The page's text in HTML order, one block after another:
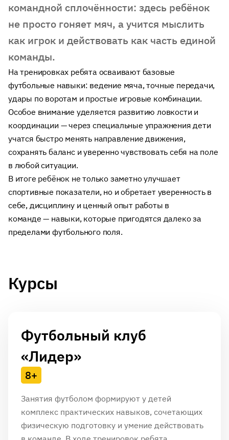
командной сплочённости: здесь ребёнок
не просто гоняет мяч, а учится мыслить
как игрок и действовать как часть единой
команды.
На тренировках ребята осваивают базовые
футбольные навыки: ведение мяча, точные передачи,
удары по воротам и простые игровые комбинации.
Особое внимание уделяется развитию ловкости и
координации — через специальные упражнения дети
учатся быстро менять направление движения,
сохранять баланс и уверенно чувствовать себя на поле
в любой ситуации.
В итоге ребёнок не только заметно улучшает
спортивные показатели, но и обретает уверенность в
себе, дисциплину и ценный опыт работы в
команде — навыки, которые пригодятся далеко за
пределами футбольного поля.
Курсы
Футбольный клуб
«Лидер»
8+
Занятия футболом формируют у детей
комплекс практических навыков, сочетающих
физическую подготовку и умение действовать